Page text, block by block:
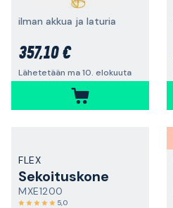
ilman akkua ja laturia
357,10 €
Lähetetään ma 10. elokuuta
FLEX
Sekoituskone
MXE1200
5,0